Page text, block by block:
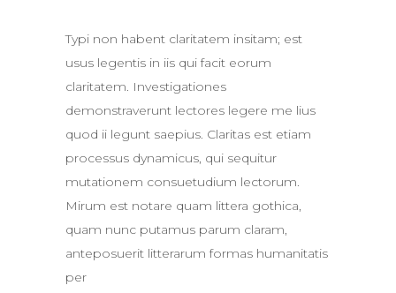
Typi non habent claritatem insitam; est
usus legentis in iis qui facit eorum
claritatem. Investigationes
demonstraverunt lectores legere me lius
quod ii legunt saepius. Claritas est etiam
processus dynamicus, qui sequitur
mutationem consuetudium lectorum.
Mirum est notare quam littera gothica,
quam nunc putamus parum claram,
anteposuerit litterarum formas humanitatis
per